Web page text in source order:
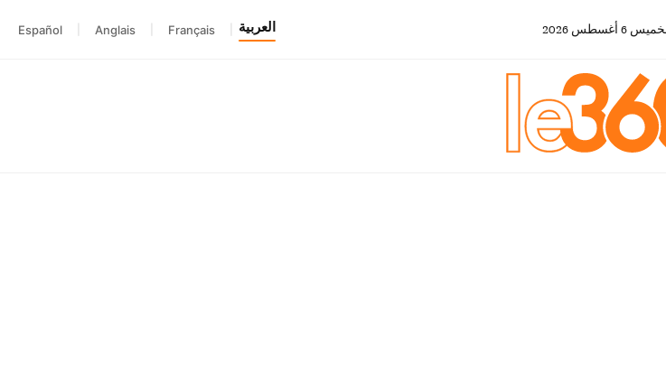
6 أغسطس 2026 العربية Français
Anglais
Español